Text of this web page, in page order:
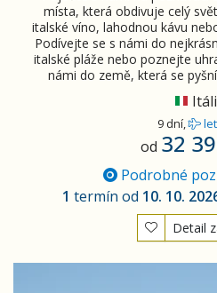
místa, která obdivuje celý
italské víno, lahodnou kávu
Podívejte se s námi do
italské pláže nebo poznejte
námi do země, která se
9 dní,
od 32
Podrobné
1 termín od 10. 10.
Detail